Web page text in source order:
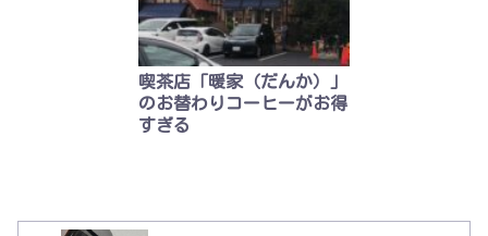
喫茶店「暖家（だんか）」
のお替わりコーヒーがお得
すぎる